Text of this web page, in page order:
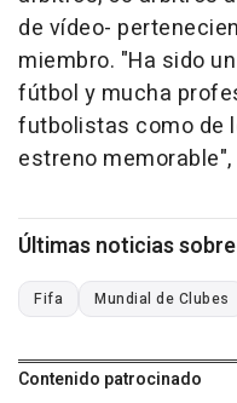
de vídeo-
miembro. "Ha sido
fútbol y mucha
futbolistas como de
estreno
Últimas noticias
Fifa Mundial de Clubes
Contenido patrocinado